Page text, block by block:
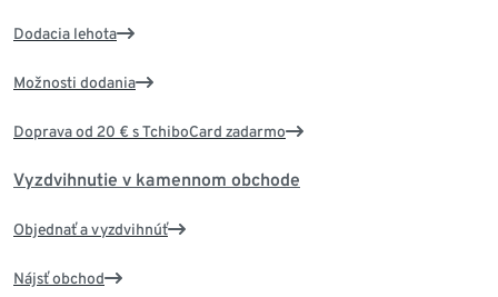
Dodacia lehota
Možnosti dodania
Doprava od 20 € s TchiboCard zadarmo
Vyzdvihnutie v kamennom obchode
Objednať a vyzdvihnúť
Nájsť obchod